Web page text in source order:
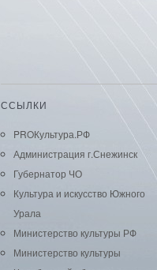
ССЫЛКИ
PROКультура.РФ
Администрация г.Снежинск
Губернатор ЧО
Культура и искусство Южного
Урала
Министерство культуры РФ
Министерство культуры